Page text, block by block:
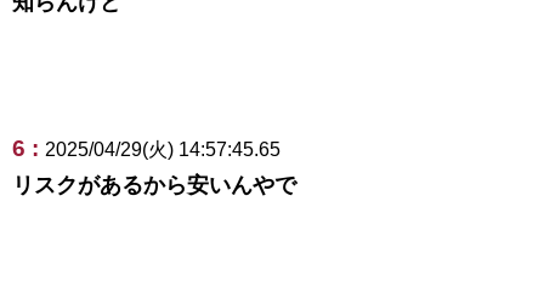
6 : 2025/04/29(火) 14:57:45.65
リスクがあるから安いんやで